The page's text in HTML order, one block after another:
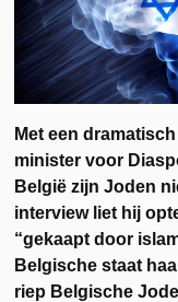
Met een
minister voor
België zijn Joden
interview liet hij
“gekaapt door
Belgische staat
riep Belgische